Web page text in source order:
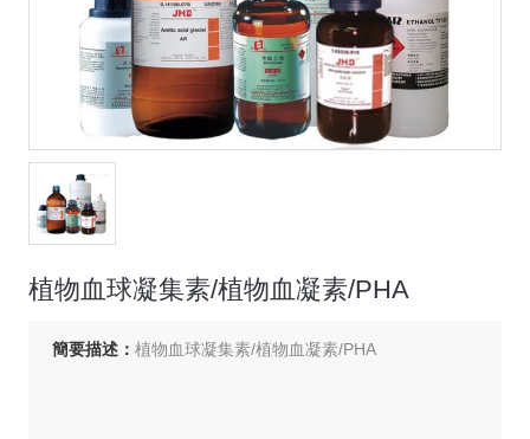
植物血球凝集素/植物血凝素/PHA
簡要描述： 植物血球凝集素/植物血凝素/PHA